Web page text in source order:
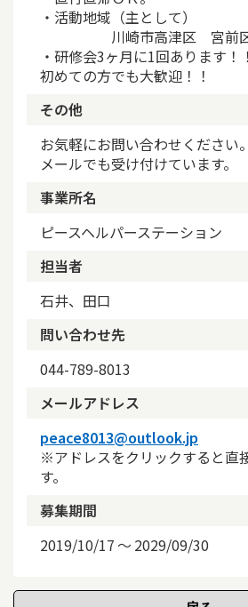
・活動地域（主として）
川崎市高津区　宮前区
・研修会3ヶ月に1回あります！！
初めての方でも大歓迎！！
その他
お気軽にお問い合わせください。
メールでも受け付けています。
事業所名
ピースヘルパーステーション
担当者
石井、田口
問い合わせ先
044-789-8013
メールアドレス
peace8013@outlook.jp
※アドレスをクリックすると直
す。
募集期間
2019/10/17 〜 2029/09/30